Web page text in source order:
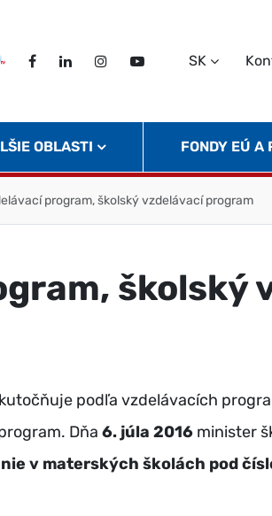
TVFacebookLinkedInInstagram
Twitter
SK
OBLASTI FONDY EÚ A
program, školský vzdelávací program
školský
podľa vzdelávacích
Dňa 6. júla 2016 minister
v materských školách pod